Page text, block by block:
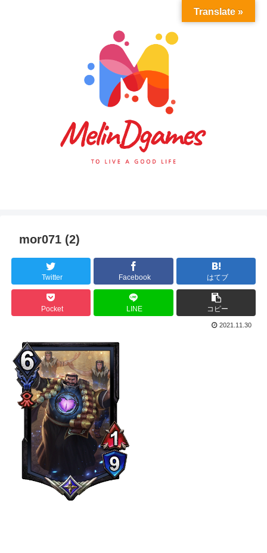
mor071 (2)
Twitter Facebook はてブ
Pocket LINE コピー
2021.11.30
Translate »